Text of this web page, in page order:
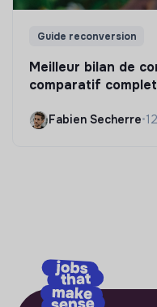
Guide reconversion
Meilleur bilan de
comparatif
Fabien Secherre•